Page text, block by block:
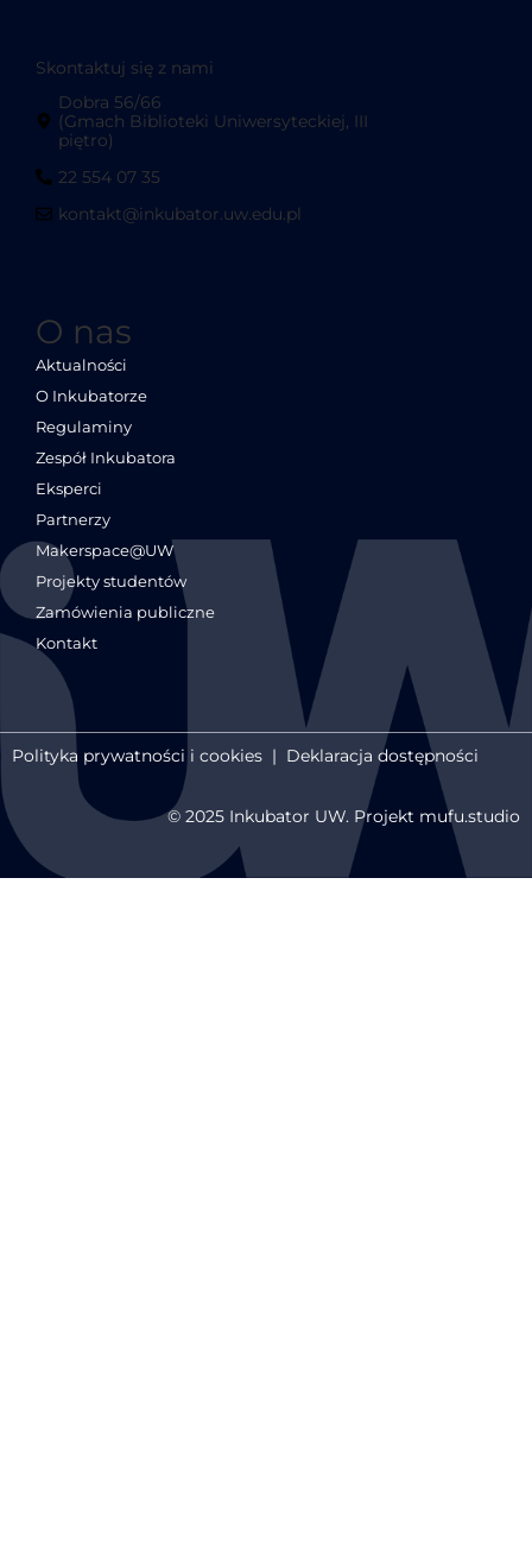
Skontaktuj się z nami
Dobra 56/66
(Gmach Biblioteki Uniwersyteckiej, III
piętro)
22 554 07 35
kontakt@inkubator.uw.edu.pl
O nas
Aktualności
O Inkubatorze
Regulaminy
Zespół Inkubatora
Eksperci
Partnerzy
Makerspace@UW
Projekty studentów
Zamówienia publiczne
Kontakt
Polityka prywatności i cookies | Deklaracja dostępności
© 2025 Inkubator UW. Projekt mufu.studio